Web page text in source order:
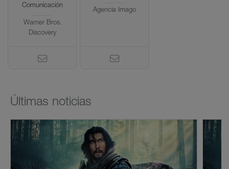
Comunicación
Warner Bros.
Discovery
Agencia Imago
Últimas noticias